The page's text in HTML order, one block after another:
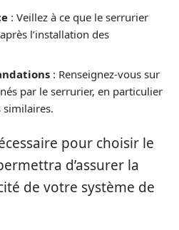
: Veillez à ce que le serrurier
l’installation des
: Renseignez-vous sur
par le serrurier, en particulier
similaires.
pour choisir le
d’assurer la
de votre système de